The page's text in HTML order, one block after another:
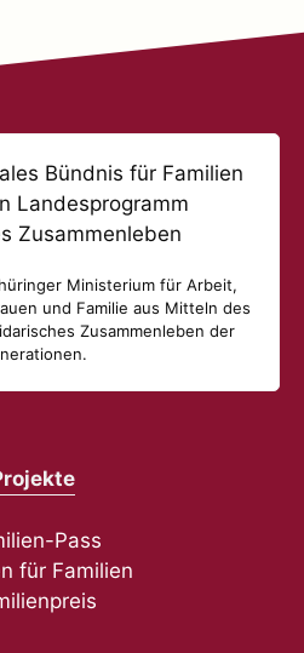
Ministerium für Arbeit,
und Familie aus Mitteln des
Zusammenleben der
Pass
für Familien